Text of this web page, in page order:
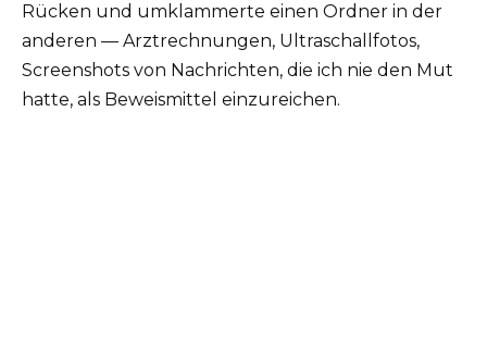
Rücken und umklammerte einen Ordner in der
anderen — Arztrechnungen, Ultraschallfotos,
Screenshots von Nachrichten, die ich nie den Mut
hatte, als Beweismittel einzureichen.